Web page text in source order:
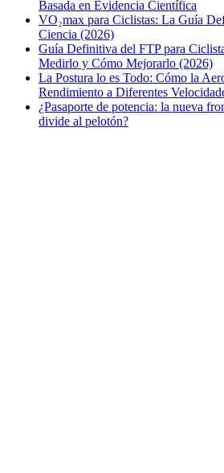
Basada en Evidencia Científica
VO₂max para Ciclistas: La Guía
Ciencia (2026)
Guía Definitiva del FTP para
Medirlo y Cómo Mejorarlo (2026)
La Postura lo es Todo: Cómo la
Rendimiento a Diferentes
¿Pasaporte de potencia: la nueva
divide al pelotón?